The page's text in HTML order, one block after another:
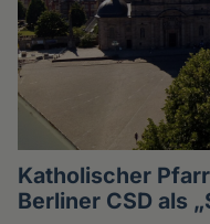
Katholischer
Berliner CSD als